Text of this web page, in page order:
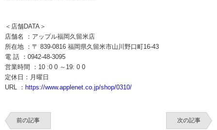
＜店舗DATA＞
店舗名 ：アップル福岡久留米店
所在地 ：〒 839-0816 福岡県久留米市山川野口町16-43
電 話 ：0942-48-3095
営業時間 ：10 :0 0 ～19: 0 0
定休日：月曜日
URL ： https://www.applenet.co.jp/shop/0310/
前の記事 次の記事